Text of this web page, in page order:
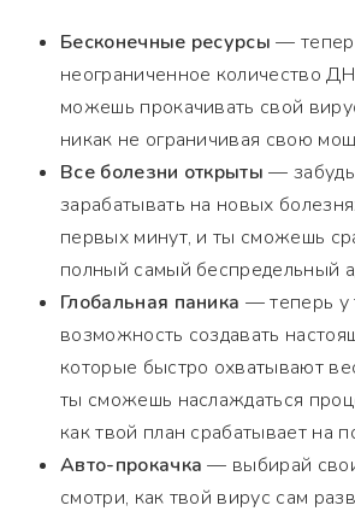
Бесконечные ресурсы —
неограниченное количество
можешь прокачивать свой
никак не ограничивая свою
Все болезни открыты —
зарабатывать на новых
первых минут, и ты сможешь
полный самый беспредельный
Глобальная паника — теперь у
возможность создавать
которые быстро охватывают
ты сможешь наслаждаться
как твой план срабатывает на
Авто-прокачка — выбирай
смотри, как твой вирус сам